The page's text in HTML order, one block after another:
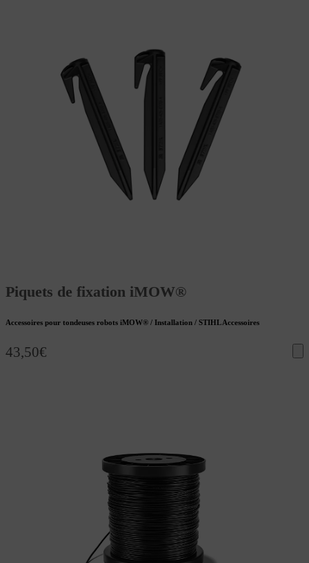
Piquets de fixation iMOW®
Accessoires pour tondeuses robots iMOW® / Installation / STIHL Accessoires
43,50€